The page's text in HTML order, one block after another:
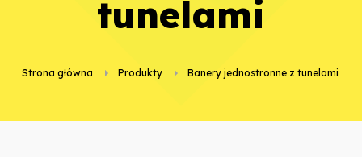
Strona główna Produkty Banery jednostronne z tunelami
tunelami